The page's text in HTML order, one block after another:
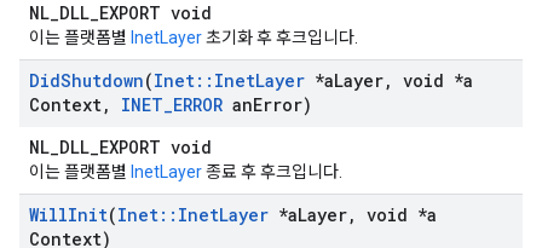
NL_DLL_EXPORT void
이는 플랫폼별 InetLayer초기화 후 후크입니다.
DidShutdown(Inet:: InetLayer *aLayer, void *a
Context, INET_ERROR anError)
NL_DLL_EXPORT void
이는 플랫폼별 InetLayer종료 후 후크입니다.
WillInit(Inet:: InetLayer *aLayer, void *a
Context)